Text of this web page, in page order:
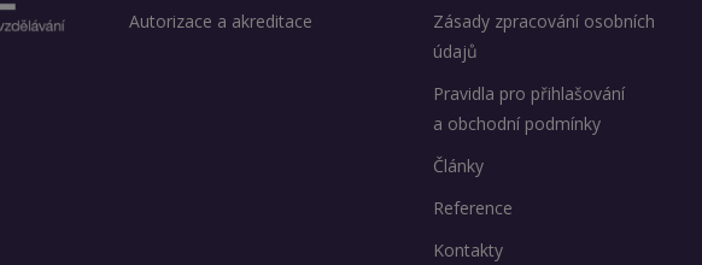
Autorizace a akreditace
Zásady zpracování osobních
údajů
Pravidla pro přihlašování
a obchodní podmínky
Články
Reference
Kontakty